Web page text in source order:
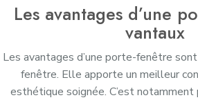
Les avantages d’une
vantaux
Les avantages d’une porte-fenêtre sont
fenêtre. Elle apporte un meilleur
esthétique soignée. C’est